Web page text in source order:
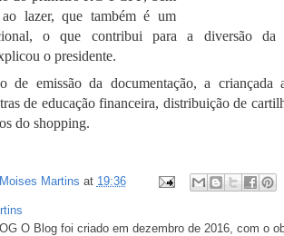
lazer, que também é um
o que contribui para a diversão da
o presidente.
de emissão da documentação, a criançada
de educação financeira, distribuição de
do shopping.
Martins at 19:36
O Blog foi criado em dezembro de 2016, com o